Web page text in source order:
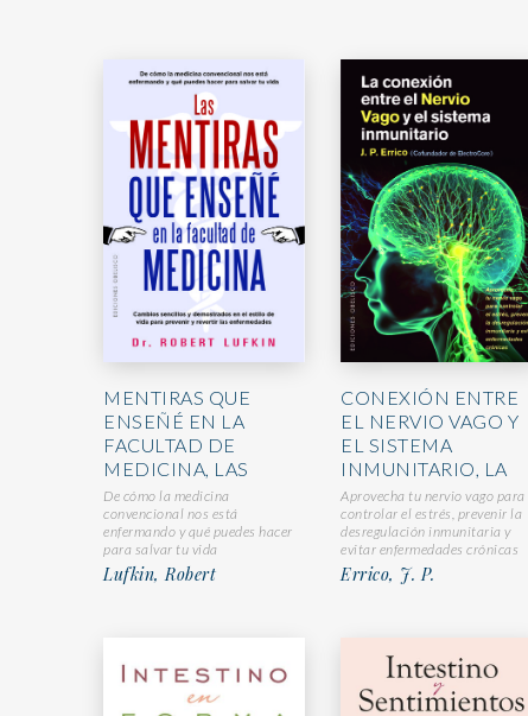
MENTIRAS QUE
ENSEÑÉ EN LA
FACULTAD DE
MEDICINA, LAS
De cómo la medicina
convencional nos está
enfermando y qué puedes hacer
para salvar tu vida
Lufkin, Robert
CONEXIÓN ENTRE
EL NERVIO VAGO Y
EL SISTEMA
INMUNITARIO, LA
Aprovecha tu nervio vago para
controlar el estrés, prevenir la
desregulación inmunitaria y
evitar enfermedades crónicas
Errico, J. P.